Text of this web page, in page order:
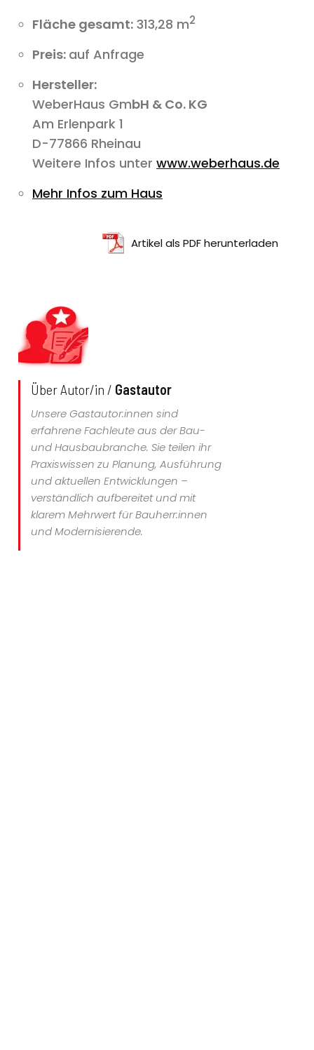
Fläche gesamt: 313,28 m2
Preis: auf Anfrage
Hersteller:
WeberHaus GmbH & Co. KG
Am Erlenpark 1
D-77866 Rheinau
Weitere Infos unterwww.weberhaus.de
Mehr Infos zum Haus
Artikel als PDF herunterladen
Über Autor/in / Gastautor
Unsere Gastautor:innen sind
erfahrene Fachleute aus der Bau-
und Hausbaubranche. Sie teilen ihr
Praxiswissen zu Planung, Ausführung
und aktuellen Entwicklungen –
verständlich aufbereitet und mit
klarem Mehrwert für Bauherr:innen
und Modernisierende.